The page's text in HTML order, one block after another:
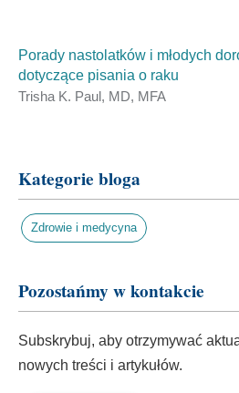
Porady nastolatków i młodych
dotyczące pisania o raku
Trisha K. Paul, MD, MFA
Kategorie bloga
Zdrowie i medycyna
Pozostańmy w kontakcie
Subskrybuj, aby otrzymywać
nowych treści i artykułów.